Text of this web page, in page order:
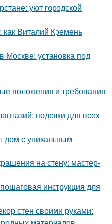
уют городской
как Виталий Кремень
Москве: установка под
положения и требования
поделки для всех
дом с уникальным
на стену: мастер-
инструкция для
стен своими руками: